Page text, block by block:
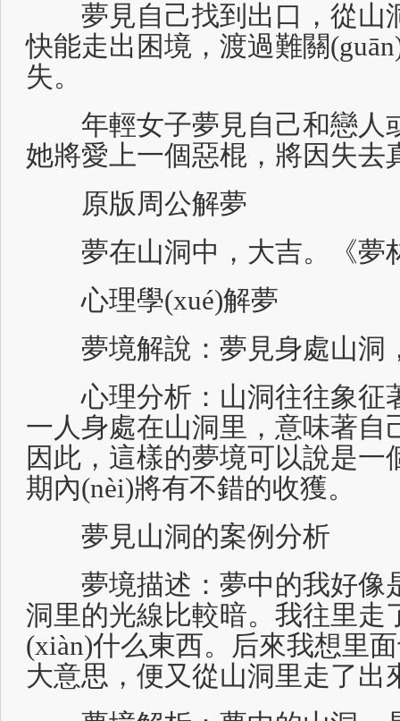
夢見自己找到出口，從山
快能走出困境，渡過難關
失。
年輕女子夢見自己和戀人
她將愛上一個惡棍，將因失去
原版周公解夢
夢在山洞中，大吉。《夢
心理學(xué)解夢
夢境解說：夢見身處山洞
心理分析：山洞往往象征
一人身處在山洞里，意味著自
因此，這樣的夢境可以說是
期內(nèi)將有不錯的收獲。
夢見山洞的案例分析
夢境描述：夢中的我好像
洞里的光線比較暗。我往里走
(xiàn)什么東西。后來我想里
大意思，便又從山洞里走了出